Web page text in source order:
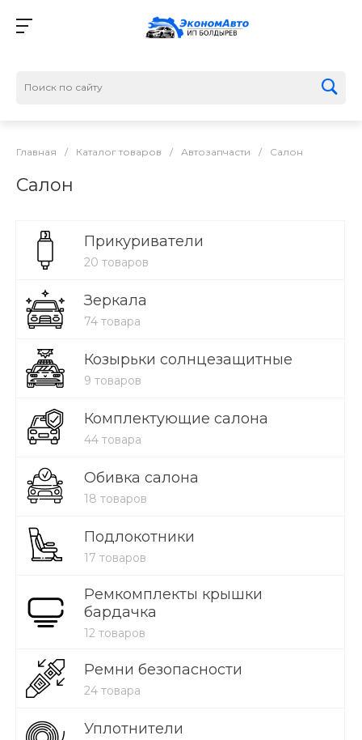
Главная / Каталог товаров / Автозапчасти / Салон
Салон
Прикуриватели
20 товаров
Зеркала
74 товара
Козырьки солнцезащитные
9 товаров
Комплектующие салона
44 товара
Обивка салона
18 товаров
Подлокотники
17 товаров
Ремкомплекты крышки
бардачка
12 товаров
Ремни безопасности
24 товара
Уплотнители